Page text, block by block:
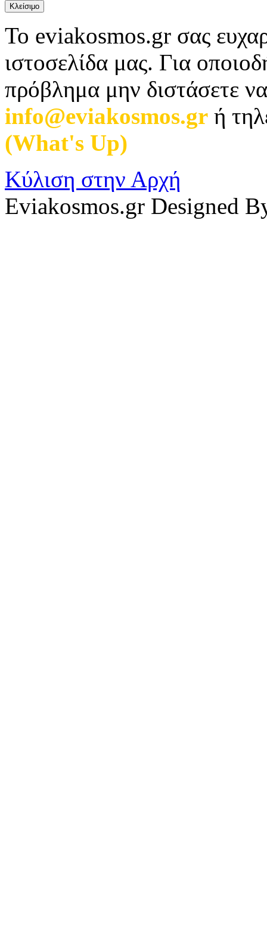
Κλείσιμο
Το eviakosmos.gr σας
ιστοσελίδα μας. Για
πρόβλημα μην διστάσετε
info@eviakosmos.gr ή
(What's Up)
Κύλιση στην Αρχή
Eviakosmos.gr Designed